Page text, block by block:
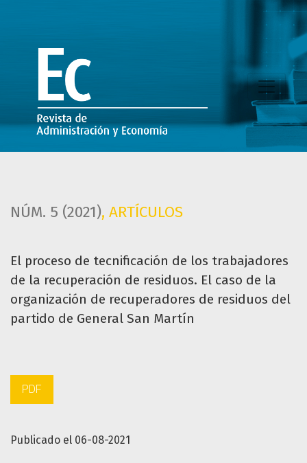
El proceso de tecnificación de los trabajadores de la
NÚM. 5 (2021), ARTÍCULOS
El proceso de tecnificación de los trabajadores
de la recuperación de residuos. El caso de la
organización de recuperadores de residuos del
partido de General San Martín
Publicado el 06-08-2021
PDF